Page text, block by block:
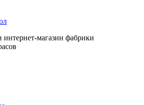
магазин фабрики